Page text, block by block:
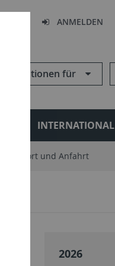
ANMELDEN
Informationen für
INTERNATIONAL
Standort und Anfahrt
2026